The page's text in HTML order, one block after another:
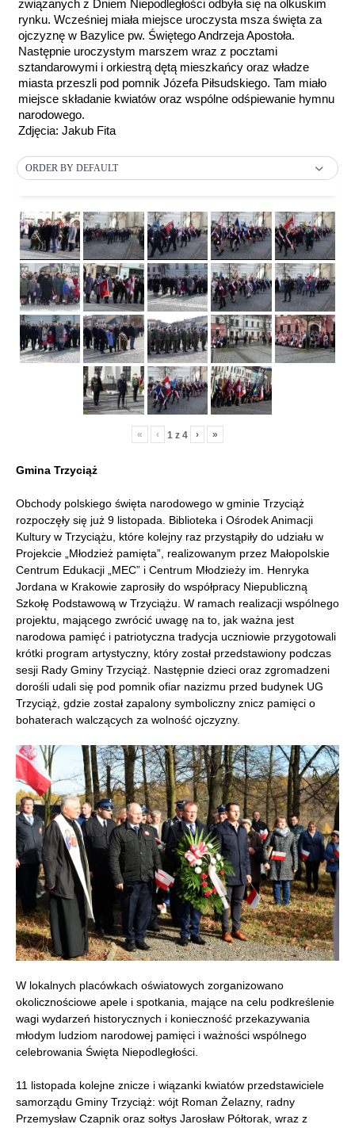
związanych z Dniem Niepodległości odbyła się na olkuskim
rynku. Wcześniej miała miejsce uroczysta msza święta za
ojczyznę w Bazylice pw. Świętego Andrzeja Apostoła.
Następnie uroczystym marszem wraz z pocztami
sztandarowymi i orkiestrą dętą mieszkańcy oraz władze
miasta przeszli pod pomnik Józefa Piłsudskiego. Tam miało
miejsce składanie kwiatów oraz wspólne odśpiewanie hymnu
narodowego.
Zdjęcia: Jakub Fita
ORDER BY DEFAULT
« ‹ 1 z 4 › »
Gmina Trzyciąż
Obchody polskiego święta narodowego w gminie Trzyciąż
rozpoczęły się już 9 listopada. Biblioteka i Ośrodek Animacji
Kultury w Trzyciążu, które kolejny raz przystąpiły do udziału w
Projekcie „Młodzież pamięta”, realizowanym przez Małopolskie
Centrum Edukacji „MEC” i Centrum Młodzieży im. Henryka
Jordana w Krakowie zaprosiły do współpracy Niepubliczną
Szkołę Podstawową w Trzyciążu. W ramach realizacji wspólnego
projektu, mającego zwrócić uwagę na to, jak ważna jest
narodowa pamięć i patriotyczna tradycja uczniowie przygotowali
krótki program artystyczny, który został przedstawiony podczas
sesji Rady Gminy Trzyciąż. Następnie dzieci oraz zgromadzeni
dorośli udali się pod pomnik ofiar nazizmu przed budynek UG
Trzyciąż, gdzie został zapalony symboliczny znicz pamięci o
bohaterach walczących za wolność ojczyzny.
W lokalnych placówkach oświatowych zorganizowano
okolicznościowe apele i spotkania, mające na celu podkreślenie
wagi wydarzeń historycznych i konieczność przekazywania
młodym ludziom narodowej pamięci i ważności wspólnego
celebrowania Święta Niepodległości.
11 listopada kolejne znicze i wiązanki kwiatów przedstawiciele
samorządu Gminy Trzyciąż: wójt Roman Żelazny, radny
Przemysław Czapnik oraz sołtys Jarosław Półtorak, wraz z